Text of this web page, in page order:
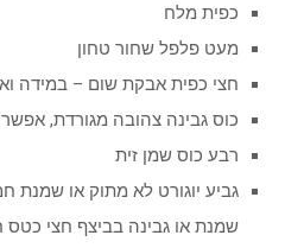
כפית מלח
מעט פלפל שחור טחון
חצי כפית אבקת שום – במידה
כוס גבינה צהובה מגורדת,
רבע כוס שמן זית
גביע יוגורט לא מתוק או שמנת
שמנת או גבינה בביצף חצי